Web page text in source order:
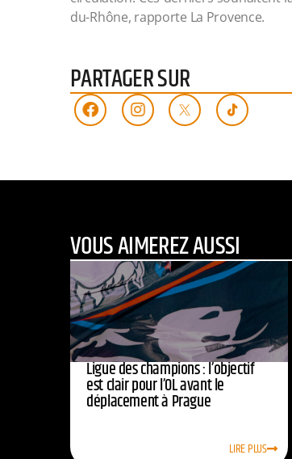
du-Rhône, rapporte La Provence.
PARTAGER SUR
VOUS AIMEREZ AUSSI
Ligue des champions : l’objectif
est clair pour l’OL avant le
déplacement à Prague
LIRE PLUS